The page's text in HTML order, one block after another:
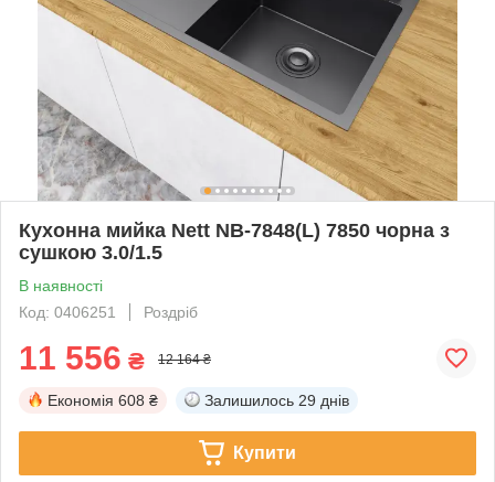
Кухонна мийка Nett NB-7848(L) 7850 чорна з
сушкою 3.0/1.5
В наявності
Код: 0406251
Роздріб
11 556 ₴ 12 164 ₴
Економія 608 ₴ Залишилось 29 днів
Купити